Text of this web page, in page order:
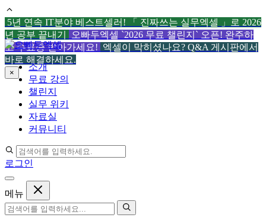
5년 연속 IT분야 베스트셀러! 「 진짜쓰는 실무엑셀 」로 2026
년 공부 끝내기
오빠두엑셀 `2026 무료 챌린지` 오픈! 완주하
고 수료증 받아가세요! 엑셀이 막히셨나요? Q&A 게시판에서
바로 해결하세요.
×
컨
텐
츠
로
소개
무료 강의
챌린지
실무 위키
자료실
커뮤니티
로그인
메뉴